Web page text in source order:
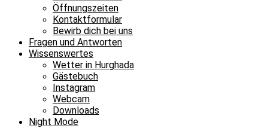
Öffnungszeiten
Kontaktformular
Bewirb dich bei uns
Fragen und Antworten
Wissenswertes
Wetter in Hurghada
Gästebuch
Instagram
Webcam
Downloads
Night Mode